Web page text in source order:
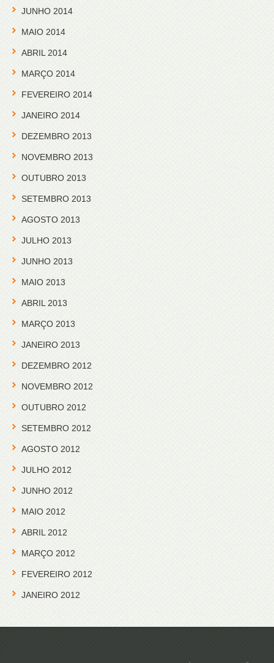
JUNHO 2014
MAIO 2014
ABRIL 2014
MARÇO 2014
FEVEREIRO 2014
JANEIRO 2014
DEZEMBRO 2013
NOVEMBRO 2013
OUTUBRO 2013
SETEMBRO 2013
AGOSTO 2013
JULHO 2013
JUNHO 2013
MAIO 2013
ABRIL 2013
MARÇO 2013
JANEIRO 2013
DEZEMBRO 2012
NOVEMBRO 2012
OUTUBRO 2012
SETEMBRO 2012
AGOSTO 2012
JULHO 2012
JUNHO 2012
MAIO 2012
ABRIL 2012
MARÇO 2012
FEVEREIRO 2012
JANEIRO 2012